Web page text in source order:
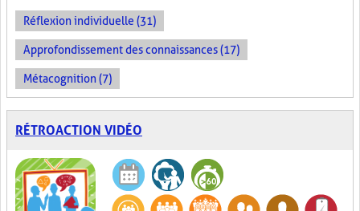
Réflexion individuelle (31)
Approfondissement des connaissances (17)
Métacognition (7)
RÉTROACTION VIDÉO